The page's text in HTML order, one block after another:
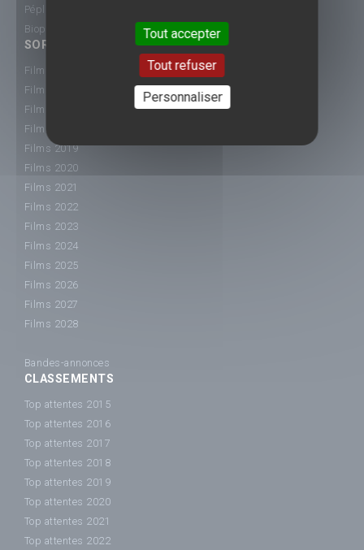
Péplum
Biopic
SORTIE CINÉ
Films 2015
Films 2016
Films 2017
Films 2018
Films 2019
Films 2020
Films 2021
Films 2022
Films 2023
Films 2024
Films 2025
Films 2026
Films 2027
Films 2028
Bandes-annonces
CLASSEMENTS
Top attentes 2015
Top attentes 2016
Top attentes 2017
Top attentes 2018
Top attentes 2019
Top attentes 2020
Top attentes 2021
Top attentes 2022
Tout accepter
Tout refuser
Personnaliser